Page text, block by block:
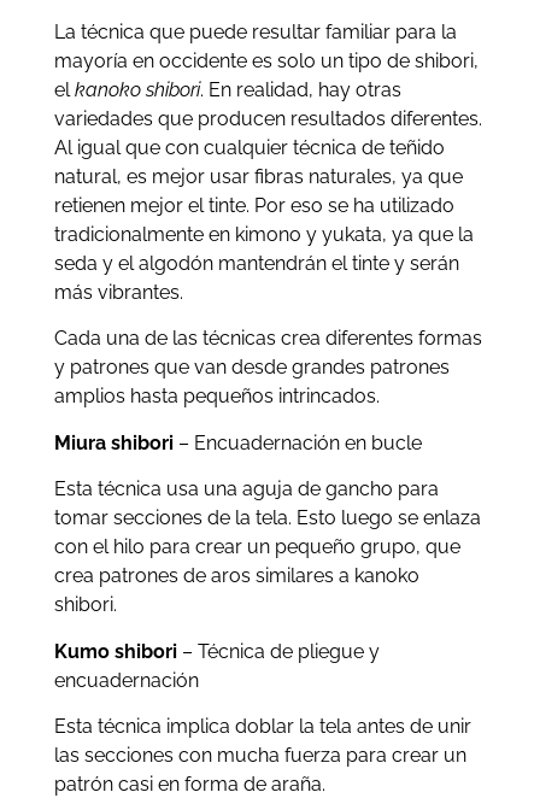
La técnica que puede resultar familiar para la
mayoría en occidente es solo un tipo de shibori,
elkanoko shibori. En realidad, hay otras
variedades que producen resultados diferentes.
Al igual que con cualquier técnica de teñido
natural, es mejor usar fibras naturales, ya que
retienen mejor el tinte. Por eso se ha utilizado
tradicionalmente en kimono y yukata, ya que la
seda y el algodón mantendrán el tinte y serán
más vibrantes.
Cada una de las técnicas crea diferentes formas
y patrones que van desde grandes patrones
amplios hasta pequeños intrincados.
Miura shibori– Encuadernación en bucle
Esta técnica usa una aguja de gancho para
tomar secciones de la tela. Esto luego se enlaza
con el hilo para crear un pequeño grupo, que
crea patrones de aros similares a kanoko
shibori.
Kumo shibori– Técnica de pliegue y
encuadernación
Esta técnica implica doblar la tela antes de unir
las secciones con mucha fuerza para crear un
patrón casi en forma de araña.